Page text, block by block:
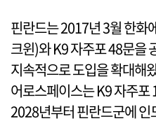
핀란드는 2017년 3월 한화
크윈)와 K9 자주포 48문을
지속적으로 도입을 확대해
어로스페이스는 K9 자주포
2028년부터 핀란드군에 인